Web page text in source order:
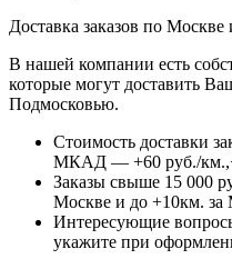
Доставка заказов по
В нашей компании есть
которые могут доставить
Подмосковью.
Стоимость доставки
МКАД — +60 руб./
Заказы свыше 15 000
Москве и до +10км.
Интересующие
укажите при